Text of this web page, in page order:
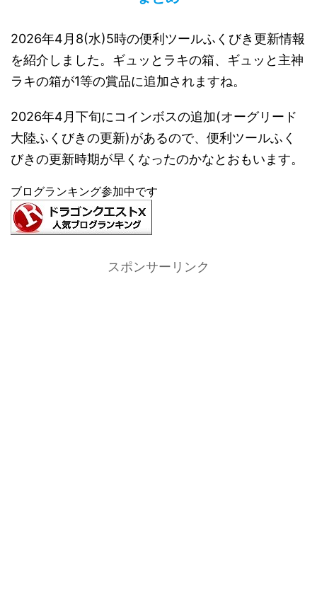
2026年4月8(水)5時の便利ツールふくびき更新情報
を紹介しました。ギュッとラキの箱、ギュッと主神
ラキの箱が1等の賞品に追加されますね。
2026年4月下旬にコインボスの追加(オーグリード
大陸ふくびきの更新)があるので、便利ツールふく
びきの更新時期が早くなったのかなとおもいます。
ブログランキング参加中です
スポンサーリンク